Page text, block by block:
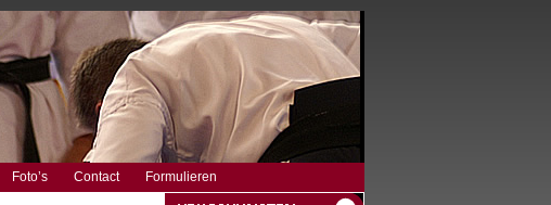
Foto’s Contact
Formulieren